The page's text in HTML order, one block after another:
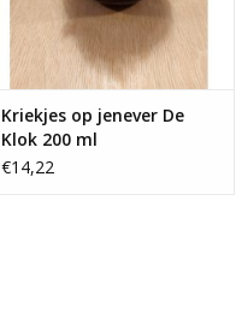
Kriekjes op jenever De
Klok 200 ml
€14,22